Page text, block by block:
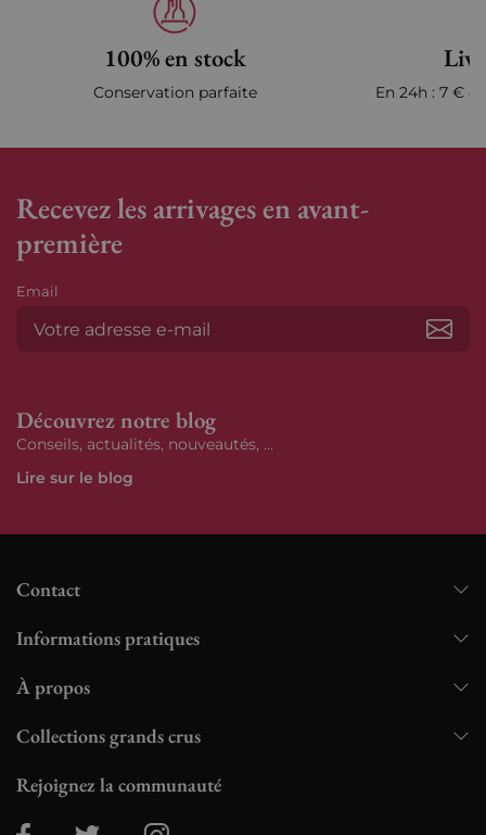
100% en stock
Conservation parfaite En 24h : 7 €
Recevez les arrivages en avant-
première
Email
Découvrez notre blog
Conseils, actualités, nouveautés, ...
Lire sur le blog
Contact
Informations pratiques
À propos
Collections grands crus
Rejoignez la communauté